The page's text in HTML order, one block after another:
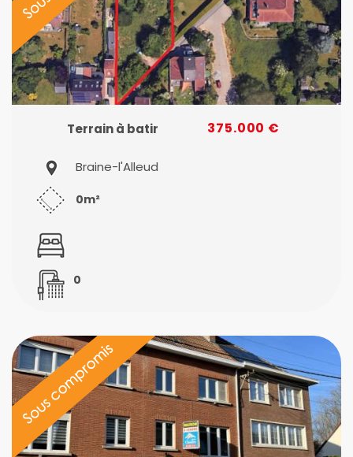
Terrain à batir 375.000 €
Braine-l'Alleud
0m²
0